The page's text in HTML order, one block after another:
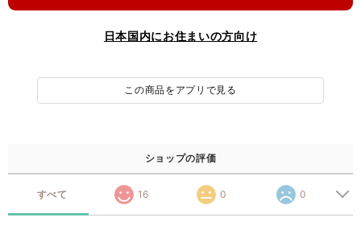
日本国内にお住まいの方向け
この商品をアプリで見る
ショップの評価
すべて 16 0 0